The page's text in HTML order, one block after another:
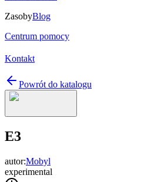
ZasobyBlog
Centrum pomocy
Kontakt
Powrót do katalogu
E3
autor:Mobyl
experimental